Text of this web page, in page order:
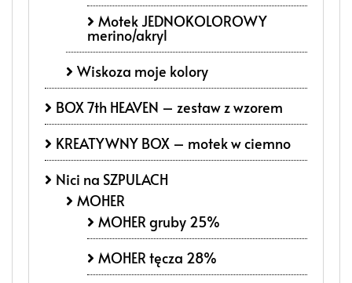
Motek JEDNOKOLOROWY
merino/akryl
Wiskoza moje kolory
BOX 7th HEAVEN – zestaw z wzorem
KREATYWNY BOX – motek w ciemno
Nici na SZPULACH
MOHER
MOHER gruby 25%
MOHER tęcza 28%